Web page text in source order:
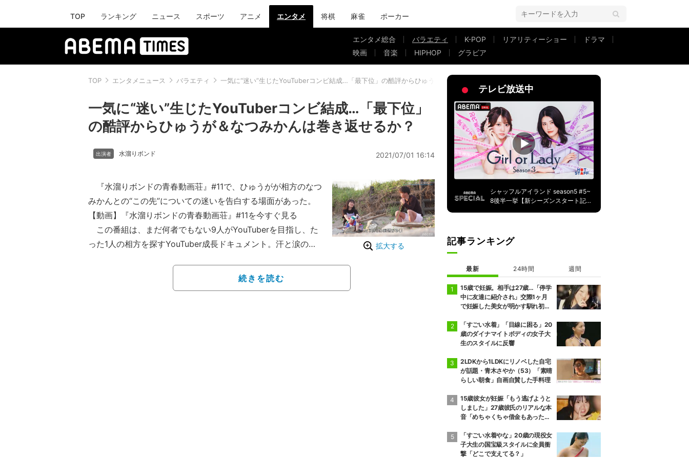
TOP ランキング ニュース スポーツ アニメ エンタメ 将棋 麻雀 ポーカー
エンタメ総合 バラエティ K-POP リアリティーショー
ドラマ
映画
音楽 HIPHOP グラビア
TOP エンタメニュース バラエティ 一気に“迷い”生じたYouTuberコンビ結成…「最下位」の酷評からひゅうが＆なつみかんは巻き返せるか？
一気に“迷い”生じたYouTuberコンビ結成…「最下位」
の酷評からひゅうが＆なつみかんは巻き返せるか？
水溜りボンド 2021/07/01 16:14
拡大する
『水溜りボンドの青春動画荘』#11で、ひゅうがが相方のなつ
みかんとの“この先”についての迷いを告白する場面があった。
【動画】『水溜りボンドの青春動画荘』#11を今すぐ見る
この番組は、まだ何者でもない9人がYouTuberを目指し、た
った1人の相方を探すYouTuber成長ドキュメント。汗と涙の結
に奮闘する男女の姿を追いかける。先輩YouTuberに動画制作に
まつわる様々な課題や、視聴者の心を掴む動画制作のノウハウ
続きを読む
テレビ放送中
シャッフルアイランド season5 #5~
8後半一挙【新シーズンスタート記
記事ランキング
最新 24時間 週間
15歳で妊娠。相手は27歳…「停学
中に友達に紹介され」交際1ヶ月
で妊娠した美女が明かす馴れ初め
絶句
「すごい水着」「目線に困る」20
歳のダイナマイトボディの女子大
生のスタイルに反響
2LDKから1LDKにリノベした自宅
が話題・青木さやか（53）「素晴
らしい朝食」自画自賛した手料理
15歳彼女が妊娠「もう逃げようと
しました」27歳彼氏のリアルな本
音「めちゃくちゃ借金もあったの
「すごい水着やな」20歳の現役女
子大生の国宝級スタイルに全員衝
撃「どこで支えてる？」